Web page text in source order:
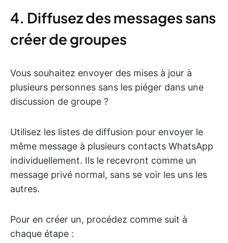
4. Diffusez des messages sans
créer de groupes
Vous souhaitez envoyer des mises à jour à
plusieurs personnes sans les piéger dans une
discussion de groupe ?
Utilisez les listes de diffusion pour envoyer le
même message à plusieurs contacts WhatsApp
individuellement. Ils le recevront comme un
message privé normal, sans se voir les uns les
autres.
Pour en créer un, procédez comme suit à
chaque étape :